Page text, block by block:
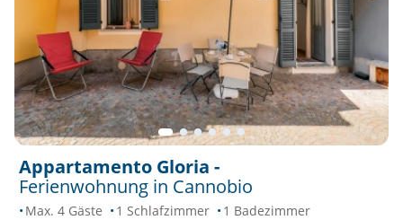
Appartamento Gloria -
Ferienwohnung in Cannobio
Max. 4 Gäste 1 Schlafzimmer 1 Badezimmer